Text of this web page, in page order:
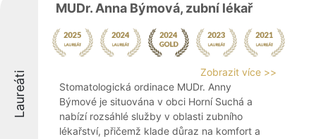
Laureáti
MUDr. Anna Býmová, zubní lékař
Zobrazit více >>
Stomatologická ordinace MUDr. Anny
Býmové je situována v obci Horní Suchá a
nabízí rozsáhlé služby v oblasti zubního
lékařství, přičemž klade důraz na komfort a